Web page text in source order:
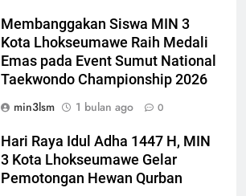
Membanggakan Siswa MIN 3
Kota Lhokseumawe Raih Medali
Emas pada Event Sumut National
Taekwondo Championship 2026
min3lsm
1 bulan ago 0
Hari Raya Idul Adha 1447 H, MIN
3 Kota Lhokseumawe Gelar
Pemotongan Hewan Qurban